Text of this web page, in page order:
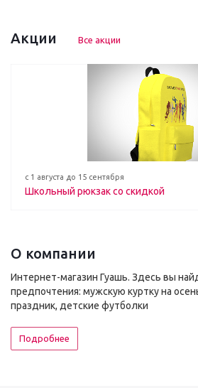
Акции Все акции
с 1 августа до 15 сентября
Школьный рюкзак со скидкой
О компании
Интернет-магазин Гуашь. Здесь вы
предпочтения: мужскую куртку на
праздник, детские футболки
Подробнее